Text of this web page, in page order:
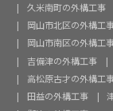
久米南町の外構工事
岡山市北区の外構工
岡山市南区の外構工
吉備津の外構工事
高松原古才の外構工
田益の外構工事